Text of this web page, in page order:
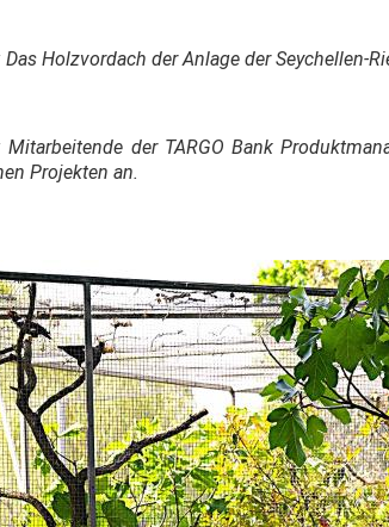
Das Holzvordach der Anlage der Seychellen-
Mitarbeitende der TARGO Bank
Projekten an.